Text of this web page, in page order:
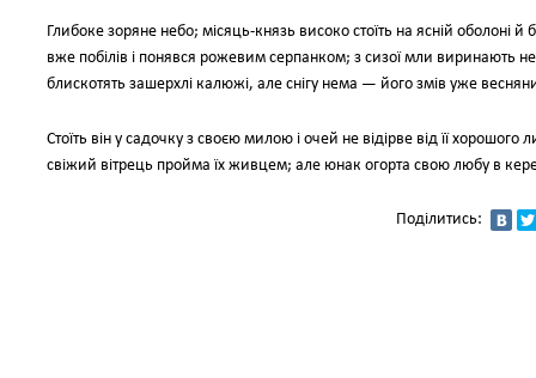
Глибоке зоряне небо; місяць-князь високо стоїть на ясній оболоні
вже побілів і понявся рожевим серпанком; з сизої мли виринають
блискотять зашерхлі калюжі, але снігу нема — його змів уже
Стоїть він у садочку з своєю милою і очей не відірве від її
свіжий вітрець пройма їх живцем; але юнак огорта свою любу в
Поділитись: